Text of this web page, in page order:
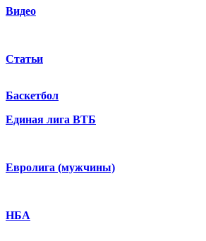
Видео
Статьи
Баскетбол
Единая лига ВТБ
Евролига (мужчины)
НБА